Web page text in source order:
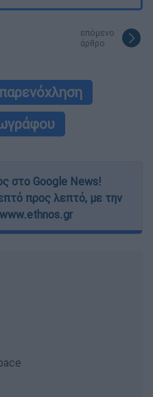
επόμενο
άρθρο
στο Google News!
προς λεπτό, με την